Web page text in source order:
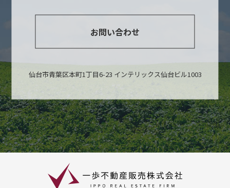
お問い合わせ
仙台市青葉区本町1丁目6-23 インテリックス仙台ビル1003